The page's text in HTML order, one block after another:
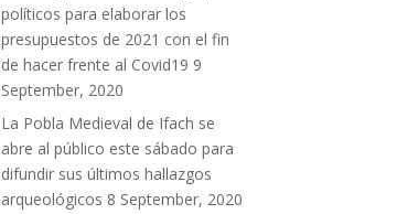
políticos para elaborar los
presupuestos de 2021 con el fin
de hacer frente al Covid19 9
September, 2020
La Pobla Medieval de Ifach se
abre al público este sábado para
difundir sus últimos hallazgos
arqueológicos 8 September, 2020